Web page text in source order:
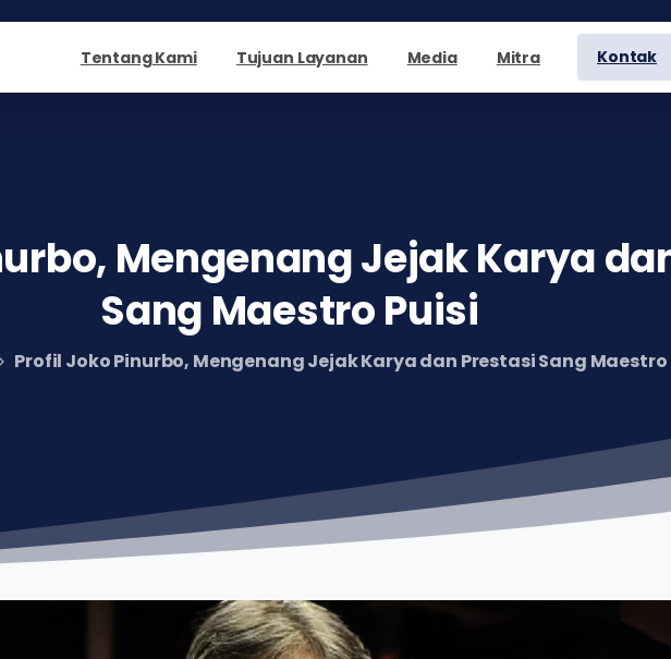
Tentang Kami Tujuan Layanan Media Mitra Kontak
MengenangJejakKarya
Sang MaestroPuisi
Profil Joko Pinurbo, Mengenang Jejak Karya dan Prestasi Sang Maestro